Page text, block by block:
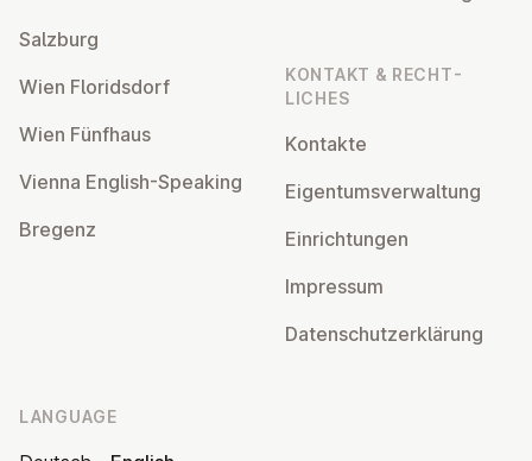
Salzburg
Wien Flor­idsdorf
Wien Fünfhaus
Vienna English-Speaking
Bregenz
KONTAKT & RECHT­
LICHES
Kontakte
Ei­gentums­ver­wal­tung
Ein­rich­tun­gen
Impressum
Datens­chutzerklärung
LANGUAGE